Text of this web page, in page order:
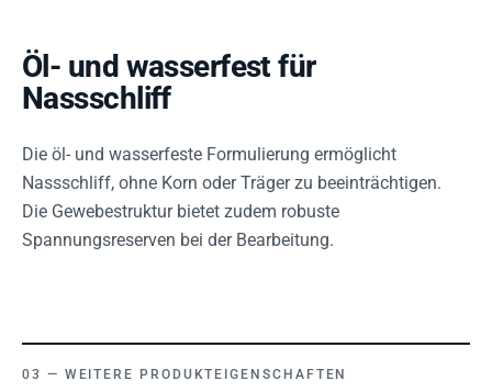
Öl- und wasserfest für
Nassschliff
Die öl- und wasserfeste Formulierung ermöglicht
Nassschliff, ohne Korn oder Träger zu beeinträchtigen.
Die Gewebestruktur bietet zudem robuste
Spannungsreserven bei der Bearbeitung.
WEITERE PRODUKTEIGENSCHAFTEN